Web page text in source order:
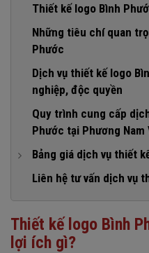
Thiết kế logo Bình
Những tiêu chí quan
Phước
Dịch vụ thiết kế logo
nghiệp, độc quyền
Quy trình cung cấp
Phước tại Phương Nam
Bảng giá dịch vụ thiết
1. Gói dịch vụ thiết kế
2. Gói dịch vụ thiết kế
3. Gói dịch vụ thiết kế
Liên hệ tư vấn dịch vụ
Thiết kế logo Bình
lợi ích gì?